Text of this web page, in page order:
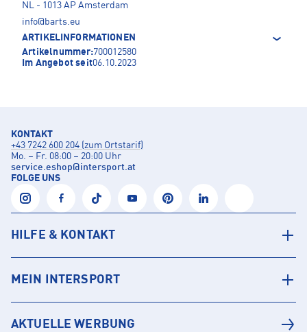
NL - 1013 AP Amsterdam
info@barts.eu
ARTIKELINFORMATIONEN
Artikelnummer:700012580
Im Angebot seit06.10.2023
KONTAKT
+43 7242 600 204 (zum Ortstarif)
Mo. – Fr. 08:00 – 20:00 Uhr
service.eshop@intersport.at
FOLGE UNS
HILFE & KONTAKT
MEIN INTERSPORT
AKTUELLE WERBUNG